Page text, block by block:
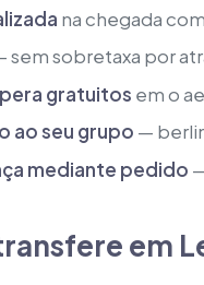
na chegada
sem sobretaxa por
gratuitos em o
ao seu grupo —
mediante pedido
em